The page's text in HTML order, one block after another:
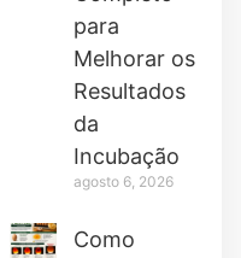
para
Melhorar os
Resultados
da
Incubação
agosto 6, 2026
Como